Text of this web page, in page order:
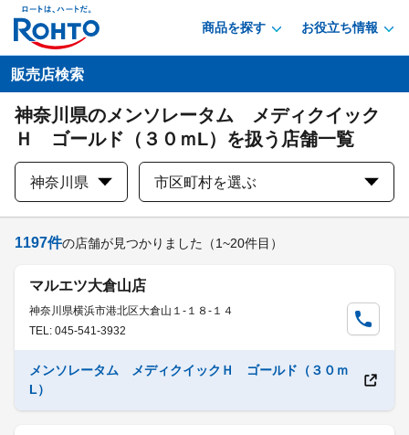
商品を探す お役立ち情報
販売店検索
神奈川県のメンソレータム メディクイック
Ｈ ゴールド（３０ｍL）を扱う店舗一覧
神奈川県 市区町村を選ぶ
1197件の店舗が見つかりました （1~20件目）
マルエツ大倉山店
神奈川県横浜市港北区大倉山１-１８-１４
TEL: 045-541-3932
メンソレータム メディクイックＨ ゴールド（３０ｍ
L）